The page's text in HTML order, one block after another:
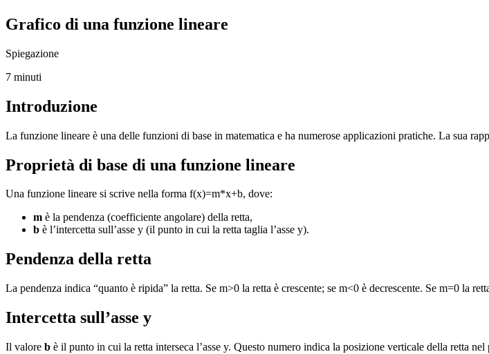
Grafico di una funzione lineare
Spiegazione
7 minuti
Introduzione
La funzione lineare è una delle funzioni di base in matematica e ha numerose applicazioni pratiche. La sua
Proprietà di base di una funzione lineare
Una funzione lineare si scrive nella forma f(x)=m*x+b, dove:
m è la pendenza (coefficiente angolare) della retta,
b è l’intercetta sull’asse y (il punto in cui la retta taglia l’asse y).
Pendenza della retta
La pendenza indica “quanto è ripida” la retta. Se m>0 la retta è crescente; se m<0 è decrescente. Se m=0 la
Intercetta sull’asse y
Il valore b è il punto in cui la retta interseca l’asse y. Questo numero indica la posizione verticale della retta nel